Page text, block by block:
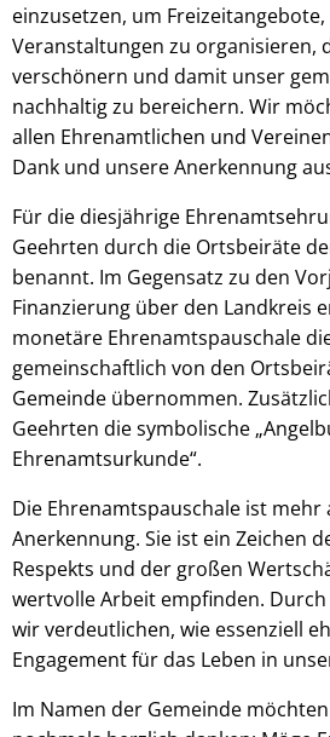
einzusetzen, um
Veranstaltungen zu organisieren,
verschönern und damit unser
nachhaltig zu bereichern. Wir
allen Ehrenamtlichen und
Dank und unsere Anerkennung
Für die diesjährige
Geehrten durch die Ortsbeiräte
benannt. Im Gegensatz zu den
Finanzierung über den Landkreis
monetäre Ehrenamtspauschale
gemeinschaftlich von den
Gemeinde übernommen.
Geehrten die symbolische
Ehrenamtsurkunde“.
Die Ehrenamtspauschale ist
Anerkennung. Sie ist ein Zeichen
Respekts und der großen
wertvolle Arbeit empfinden.
wir verdeutlichen, wie essenziell
Engagement für das Leben in
Im Namen der Gemeinde